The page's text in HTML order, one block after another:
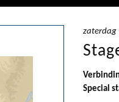
zaterdag
Special